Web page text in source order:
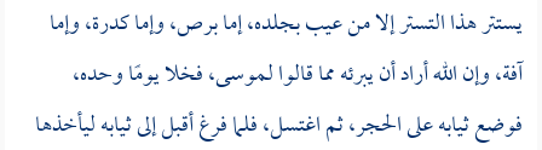
يستتر هذا التستر إلا من عيب بجلده، إما برص، وإما كدرة، وإما
آفة، وإن الله أراد أن يبرئه مما قالوا لـموسى، فخلا يومًا وحده،
فوضع ثيابه على الحجر، ثم اغتسل، فلما فرغ أقبل إلى ثيابه ليأخذها